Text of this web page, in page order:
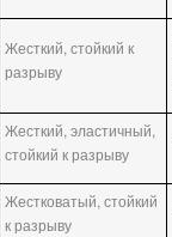
Жесткий, стойкий к
разрыву
Жесткий, эластичный,
стойкий к разрыву
Жестковатый, стойкий
к разрыву